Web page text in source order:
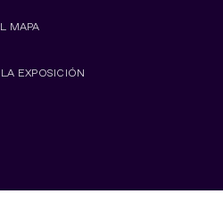
MAPA
EXPOSICIÓN